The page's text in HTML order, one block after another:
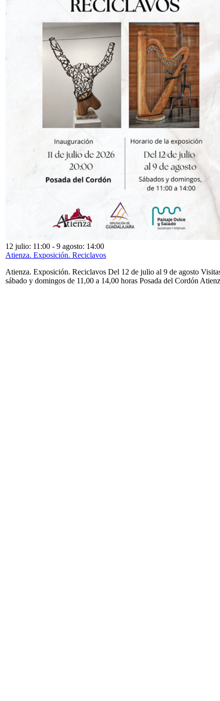
12 julio: 11:00 - 9 agosto: 14:00
Atienza. Exposición. Reciclavos
Atienza. Exposición. Reciclavos Del 12 de julio al 9 de agosto
sábado y domingos de 11,00 a 14,00 horas Posada del Cordón